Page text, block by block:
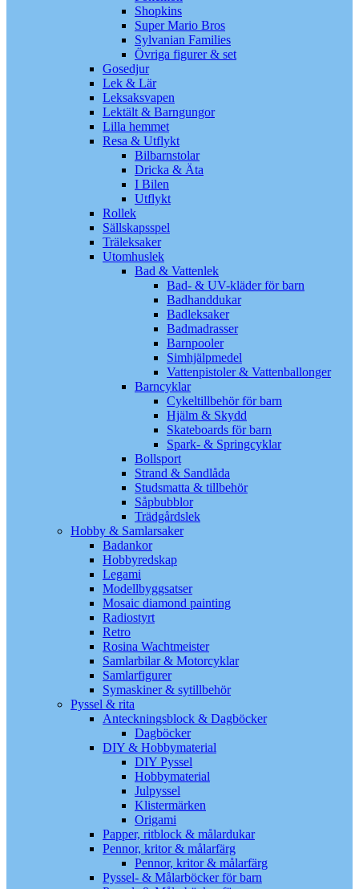
Shopkins
Super Mario Bros
Sylvanian Families
Övriga figurer & set
Gosedjur
Lek & Lär
Leksaksvapen
Lektält & Barngungor
Lilla hemmet
Resa & Utflykt
Bilbarnstolar
Dricka & Äta
I Bilen
Utflykt
Rollek
Sällskapsspel
Träleksaker
Utomhuslek
Bad & Vattenlek
Bad- & UV-kläder för barn
Badhanddukar
Badleksaker
Badmadrasser
Barnpooler
Simhjälpmedel
Vattenpistoler & Vattenballonger
Barncyklar
Cykeltillbehör för barn
Hjälm & Skydd
Skateboards för barn
Spark- & Springcyklar
Bollsport
Strand & Sandlåda
Studsmatta & tillbehör
Såpbubblor
Trädgårdslek
Hobby & Samlarsaker
Badankor
Hobbyredskap
Legami
Modellbyggsatser
Mosaic diamond painting
Radiostyrt
Retro
Rosina Wachtmeister
Samlarbilar & Motorcyklar
Samlarfigurer
Symaskiner & sytillbehör
Pyssel & rita
Anteckningsblock & Dagböcker
Dagböcker
DIY & Hobbymaterial
DIY Pyssel
Hobbymaterial
Julpyssel
Klistermärken
Origami
Papper, ritblock & målardukar
Pennor, kritor & målarfärg
Pennor, kritor & målarfärg
Pyssel- & Målarböcker för barn